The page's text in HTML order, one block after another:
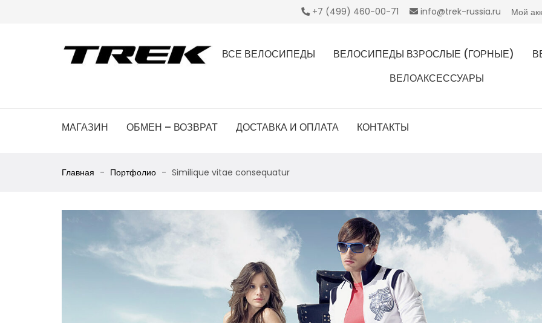
+7 (499) 460-00-71 info@trek-russia.ru Мой
ВСЕ ВЕЛОСИПЕДЫ ВЕЛОСИПЕДЫ ВЗРОСЛЫЕ (ГОРНЫЕ)
ВЕЛОАКСЕССУАРЫ
МАГАЗИН ОБМЕН – ВОЗВРАТ ДОСТАВКА И ОПЛАТА КОНТАКТЫ
Главная Портфолио Similique vitae consequatur